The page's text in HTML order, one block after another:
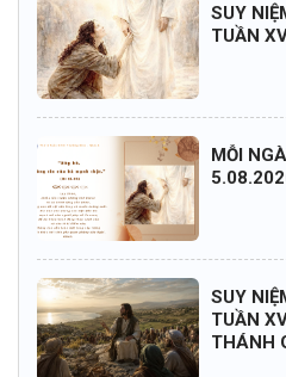
SUY
TUẦN
MỖI
SUY
TUẦN
THÁNH